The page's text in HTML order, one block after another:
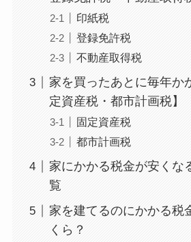
印紙税
登録免許税
不動産取得税
家を買ったあとに毎年か
定資産税・都市計画税】
固定資産税
都市計画税
家にかかる税金が安くな
覧
家を建てるのにかかる税
くら？